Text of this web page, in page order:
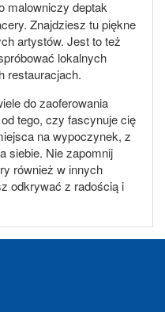
malowniczy deptak
Znajdziesz tu piękne
artystów. Jest to też
lokalnych
restauracjach.
do zaoferowania
tego, czy fascynuje cię
na wypoczynek, z
siebie. Nie zapomnij
również w innych
odkrywać z radością i